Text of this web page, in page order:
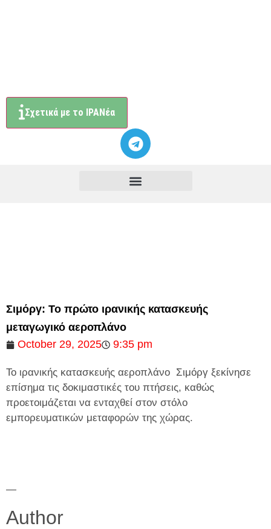
Σχετικά με το ΙΡΑΝέα
Σιμόργ: Το πρώτο ιρανικής κατασκευής
μεταγωγικό αεροπλάνο
October 29, 2025
9:35 pm
Το ιρανικής κατασκευής αεροπλάνο Σιμόργ ξεκίνησε
επίσημα τις δοκιμαστικές του πτήσεις, καθώς
προετοιμάζεται να ενταχθεί στον στόλο
εμπορευματικών μεταφορών της χώρας.
—
Author